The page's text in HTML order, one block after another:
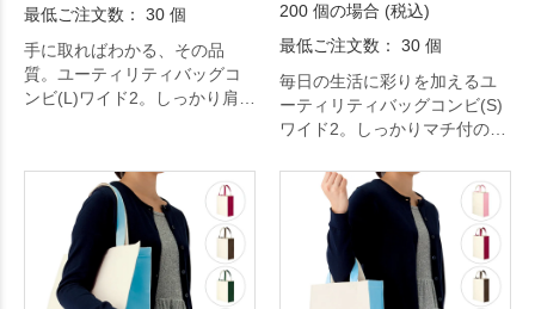
最低ご注文数： 30 個
手に取ればわかる、その品
質。ユーティリティバッグコ
ンビ(L)ワイド2。しっかり肩か
も安心収容可能です。カジュ
アルなアクセントカラーが嬉
しい4色展開でご用意しており
ます。ココンビトートでも、
価格と軽さを重視したい方に
は「不織布。
200 個の場合 (税込)
最低ご注文数： 30 個
毎日の生活に彩りを加えるユ
ーティリティバッグコンビ(S)
ワイド2。しっかりマチ付のポ
やペットボトルの収容が可能
です。カジュアルなアクセン
トカラーが嬉しい7色展開でご
用意しております。コンビト
ートでも、価格と軽さを重視
したい方には「不織布コンビ